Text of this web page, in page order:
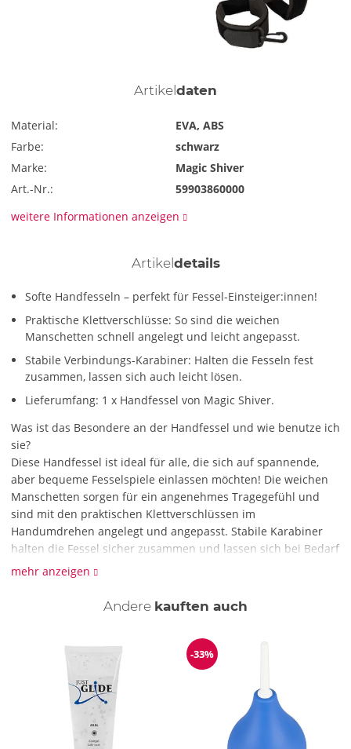
Artikel daten
Material:
EVA, ABS
Farbe:
schwarz
Marke:
Magic Shiver
Art.-Nr.:
59903860000
weitere Informationen anzeigen
Artikel details
Softe Handfesseln – perfekt für Fessel-Einsteiger:innen!
Praktische Klettverschlüsse: So sind die weichen
Manschetten schnell angelegt und leicht angepasst.
Stabile Verbindungs-Karabiner: Halten die Fesseln fest
zusammen, lassen sich auch leicht lösen.
Lieferumfang: 1 x Handfessel von Magic Shiver.
Was ist das Besondere an der Handfessel und wie benutze ich
sie?
Diese Handfessel ist ideal für alle, die sich auf spannende,
aber bequeme Fesselspiele einlassen möchten! Die weichen
Manschetten sorgen für ein angenehmes Tragegefühl und
sind mit den praktischen Klettverschlüssen im
Handumdrehen angelegt und angepasst. Stabile Karabiner
halten die Fessel sicher zusammen und lassen sich bei Bedarf
schnell lösen. Du kannst die Hände vor dem Körper oder auf
in Ringe oder an Seile und Ketten eingehakt. So kannst du
Stuhl oder ähnliches fixieren. Euren fesselnden Fantasien
sind keine Grenzen gesetzt!
Wie reinige ich die Handfessel?
Die Handfessel kann mit einem feuchten Tuch gereinigt
Gesamtlänge je 12,5 cm (verstellbar).
mehr anzeigen
Andere kauften auch
Reduzierung
-33%